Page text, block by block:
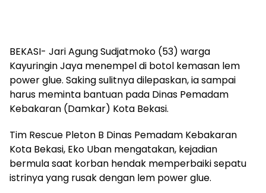
BEKASI- Jari Agung Sudjatmoko (53) warga
Kayuringin Jaya menempel di botol kemasan lem
power glue. Saking sulitnya dilepaskan, ia sampai
harus meminta bantuan pada Dinas Pemadam
Kebakaran (Damkar) Kota Bekasi.
Tim Rescue Pleton B Dinas Pemadam Kebakaran
Kota Bekasi, Eko Uban mengatakan, kejadian
bermula saat korban hendak memperbaiki sepatu
istrinya yang rusak dengan lem power glue.